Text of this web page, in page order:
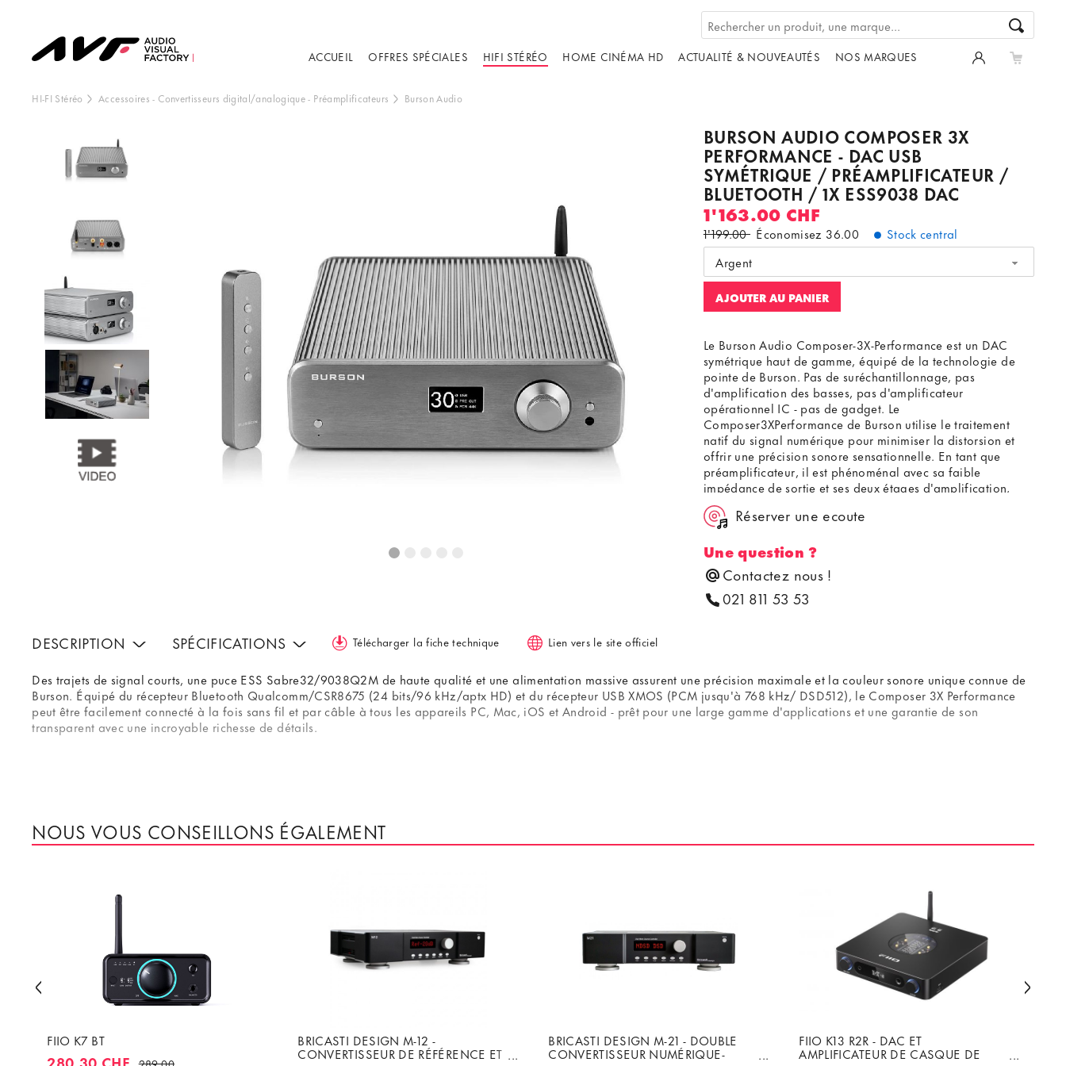
ACCUEIL OFFRES SPÉCIALES HIFI STÉRÉO HOME CINÉMA HD ACTUALITÉ & NOUVEAUTÉS NOS MARQUES
HI-FI Stéréo Accessoires - Convertisseurs digital/analogique- Préamplificateurs Burson Audio
BURSON AUDIO COMPOSER 3X
PERFORMANCE - DAC USB
SYMÉTRIQUE / PRÉAMPLIFICATEUR /
BLUETOOTH / 1X ESS9038 DAC
1'163.00 CHF
1'199.00 Économisez 36.00
Stock central
Argent
AJOUTER AU PANIER
Ce contenu est hébergé par un tiers. En affichant le contenu
de
youtube.com.
Voir la vidéo Ne plus demander
Le Burson Audio Composer-3X-Performance est un DAC
symétrique haut de gamme, équipé de la technologie de
pointe de Burson. Pas de suréchantillonnage, pas
d'amplification des basses, pas d'amplificateur
opérationnel IC - pas de gadget. Le
Composer3XPerformance de Burson utilise le traitement
natif du signal numérique pour minimiser la distorsion et
offrir une précision sonore sensationnelle. En tant que
préamplificateur, il est phénoménal avec sa faible
impédance de sortie et ses deux étages d'amplification,
ce qui le rend parfait pour tous les amplificateurs et les
enceintes actives.
Réserver une ecoute
Une question ?
Contactez nous !
021 811 53 53
DESCRIPTION
Des trajets de signal courts, une puce ESS Sabre32/9038Q2M de haute qualité et une alimentation massive assurent une précision maximale et la couleur sonore unique connue de
Burson. Équipé du récepteur Bluetooth Qualcomm/CSR8675 (24 bits/96 kHz/aptx HD) et du récepteur USB XMOS (PCM jusqu'à 768 kHz/ DSD512), le Composer 3X Performance
peut être facilement connecté à la fois sans fil et par câble à tous les appareils PC, Mac, iOS et Android - prêt pour une large gamme d'applications et une garantie de son
transparent avec une incroyable richesse de détails.
SPÉCIFICATIONS Télécharger la fiche technique Lien vers le site officiel
NOUS VOUS CONSEILLONS ÉGALEMENT
FIIO K7 BT BRICASTI DESIGN M-12 -
CONVERTISSEUR DE RÉFÉRENCE ET
BRICASTI DESIGN M-21 - DOUBLE
CONVERTISSEUR NUMÉRIQUE-
FIIO K13 R2R - DAC ET
AMPLIFICATEUR DE CASQUE DE